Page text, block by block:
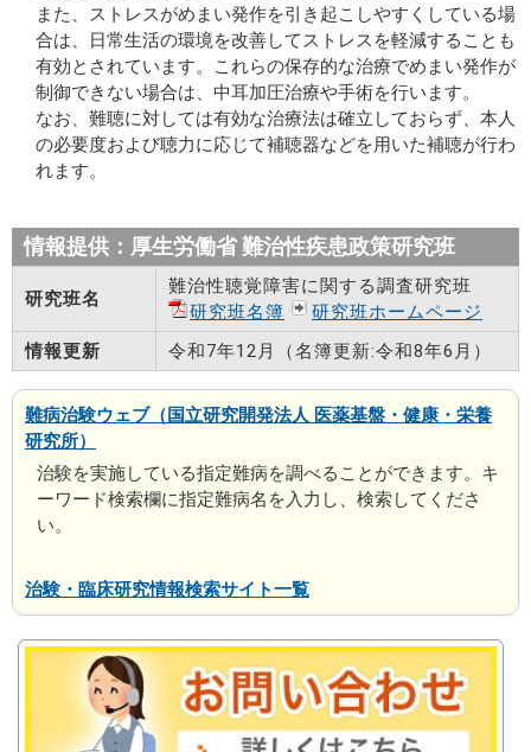
また、ストレスがめまい発作を引き起こしやすくしている場
合は、日常生活の環境を改善してストレスを軽減することも
有効とされています。これらの保存的な治療でめまい発作が
制御できない場合は、中耳加圧治療や手術を行います。
なお、難聴に対しては有効な治療法は確立しておらず、本人
の必要度および聴力に応じて補聴器などを用いた補聴が行わ
れます。
情報提供：厚生労働省 難治性疾患政策研究班
研究班名
難治性聴覚障害に関する調査研究班
研究班名簿
研究班ホームページ
情報更新
令和7年12月（名簿更新:令和8年6月）
難病治験ウェブ（国立研究開発法人 医薬基盤・健康・栄養
研究所）
治験を実施している指定難病を調べることができます。キ
ーワード検索欄に指定難病名を入力し、検索してくださ
い。
治験・臨床研究情報検索サイト一覧